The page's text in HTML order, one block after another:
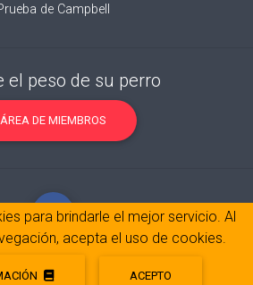
de Campbell
el peso de su perro
ÁREA DE MIEMBROS
2017-2020 Copyright:belpatt.fr
para brindarle el mejor servicio. Al
acepta el uso de cookies.
ACEPTO